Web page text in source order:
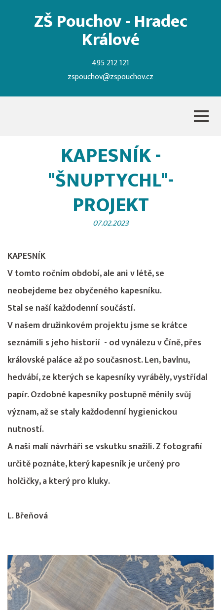
ZŠ Pouchov - Hradec
Králové
495 212 121
zspouchov@zspouchov.cz
KAPESNÍK -
"ŠNUPTYCHL"-
PROJEKT
07.02.2023
KAPESNÍK
V tomto ročním období, ale ani v létě, se
neobejdeme bez obyčeného kapesníku.
Stal se naší každodenní součástí.
V našem družinkovém projektu jsme se krátce
seznámili s jeho historií - od vynálezu v Číně, přes
královské paláce až po současnost. Len, bavlnu,
hedvábí, ze kterých se kapesníky vyráběly, vystřídal
papír. Ozdobné kapesníky postupně měnily svůj
význam, až se staly každodenní hygienickou
nutností.
A naši malí návrháři se vskutku snažili. Z fotografií
určitě poznáte, který kapesník je určený pro
holčičky, a který pro kluky.
L. Břeňová